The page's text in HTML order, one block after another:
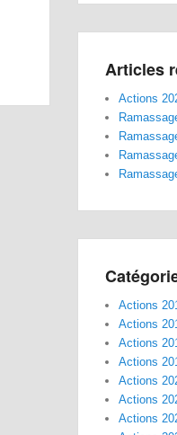
Articles
Actions
Actions
Actions
Actions
Actions
Actions
Actions
Actions